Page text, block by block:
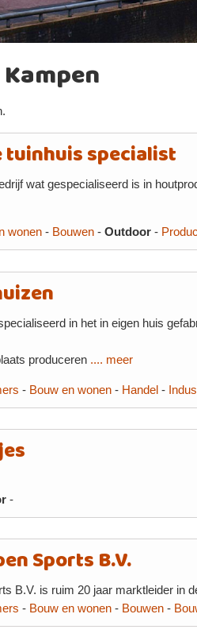
tuinhuis specialist
wat gespecialiseerd is in
wonen- Bouwen- Outdoor-
in het in eigen huis
produceren .... meer
- Bouw en wonen- Handel -
-
Sports B.V.
B.V. is ruim 20 jaar marktleider in
- Bouw en wonen- Bouwen-